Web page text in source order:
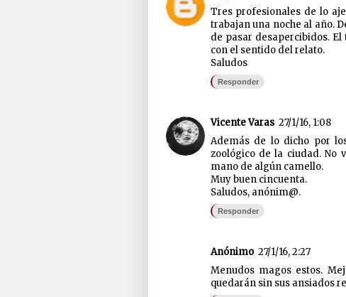
Tres profesionales de lo
trabajan una noche al año.
de pasar desapercibidos.
con el sentido del relato.
Saludos
Responder
Vicente Varas 27/1/16, 1:08
Además de lo dicho por
zoológico de la ciudad. No
mano de algún camello.
Muy buen cincuenta.
Saludos, anónim@.
Responder
Anónimo 27/1/16, 2:27
Menudos magos estos.
quedarán sin sus ansiados